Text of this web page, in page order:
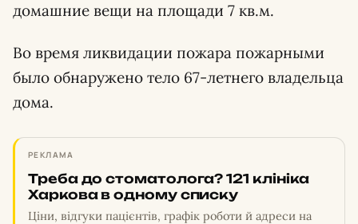
домашние вещи на площади 7 кв.м.
Во время ликвидации пожара пожарными
было обнаружено тело 67-летнего владельца
дома.
РЕКЛАМА
Треба до стоматолога? 121 клініка
Харкова в одному списку
Ціни, відгуки пацієнтів, графік роботи й адреси на